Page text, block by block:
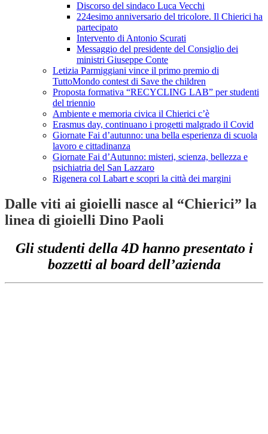
Discorso del sindaco Luca Vecchi
224esimo anniversario del tricolore. Il Chierici ha
partecipato
Intervento di Antonio Scurati
Messaggio del presidente del Consiglio dei
ministri Giuseppe Conte
Letizia Parmiggiani vince il primo premio di
TuttoMondo contest di Save the children
Proposta formativa “RECYCLING LAB” per studenti
del triennio
Ambiente e memoria civica il Chierici c’è
Erasmus day, continuano i progetti malgrado il Covid
Giornate Fai d’autunno: una bella esperienza di scuola
lavoro e cittadinanza
Giornate Fai d’Autunno: misteri, scienza, bellezza e
psichiatria del San Lazzaro
Rigenera col Labart e scopri la città dei margini
Dalle viti ai gioielli nasce al “Chierici” la
linea di gioielli Dino Paoli
Gli studenti della 4D hanno presentato i
bozzetti al board dell’azienda